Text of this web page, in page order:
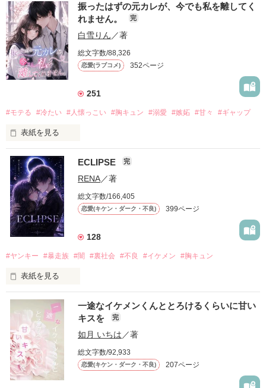
振ったはずの元カレが、今でも私を離してく
れません。
完
白雪りん ／著
総文字数/88,326
恋愛(ラブコメ) 352ページ
251
#モテる #冷たい #人懐っこい #胸キュン #溺愛 #嫉妬 #甘々 #ギャップ
表紙を見る
「好きだったから、別れを選んだ。」
モテる人を好きになるのが怖かった。
だから私は、中学時代に大好きだった彼を自分から振った。
もう会うことはないと思っていたのに、
高校生になって再会した彼は、隣の学校で”王子様”と呼ばれる
他の女の子には冷たいのに
私にだけ昔と変わらない笑顔を向けてくる。
「澪ちゃん。」
それは止まっていた恋が再び動き始める合図──。
✨.ﾟ･*..☆.｡.:*✨.☆.｡.:. *:ﾟ✨.ﾟ･*..☆.｡.:*✨
ECLIPSE 完
RENA／著
総文字数/166,405
恋愛(キケン・ダーク・不良) 399ページ
128
#ヤンキー #暴走族 #闇 #裏社会 #不良 #イケメン #胸キュン
表紙を見る
表紙画像はAIです
作品を読む
一途なイケメンくんととろけるくらいに甘い
キスを
完
如月 いちは ／著
総文字数/92,933
恋愛(キケン・ダーク・不良) 207ページ